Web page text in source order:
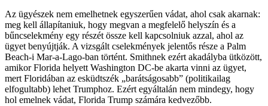
Az ügyészek nem emelhetnek egyszerűen vádat, ahol csak akarnak:
meg kell állapítaniuk, hogy megvan a megfelelő helyszín és a
bűncselekmény egy részét össze kell kapcsolniuk azzal, ahol az
ügyet benyújtják. A vizsgált cselekmények jelentős része a Palm
Beach-i Mar-a-Lago-ban történt. Smithnek ezért akadályba ütközött,
amikor Florida helyett Washington DC-be akarta vinni az ügyet,
mert Floridában az esküdtszék „barátságosabb” (politikailag
elfogultabb) lehet Trumphoz. Ezért egyáltalán nem mindegy, hogy
hol emelnek vádat, Florida Trump számára kedvezőbb.